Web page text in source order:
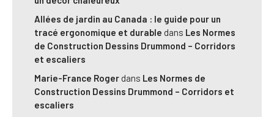
Allées de jardin au Canada : le guide pour un
tracé ergonomique et durable dans Les Normes
de Construction Dessins Drummond – Corridors
et escaliers
Marie-France Roger dans Les Normes de
Construction Dessins Drummond – Corridors et
escaliers